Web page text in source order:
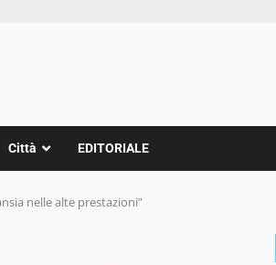
Città EDITORIALE
nelle alte prestazioni”